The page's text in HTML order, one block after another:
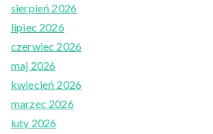
sierpień 2026
lipiec 2026
czerwiec 2026
maj 2026
kwiecień 2026
marzec 2026
luty 2026